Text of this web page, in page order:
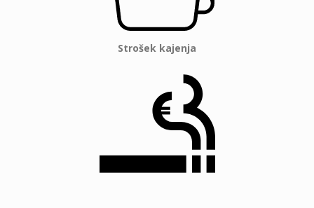
Strošek kajenja